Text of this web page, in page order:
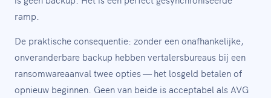
ramp.
De praktische consequentie: zonder een onafhankelijke,
onveranderbare backup hebben vertalersbureaus bij een
ransomwareaanval twee opties — het losgeld betalen of
opnieuw beginnen. Geen van beide is acceptabel als AVG